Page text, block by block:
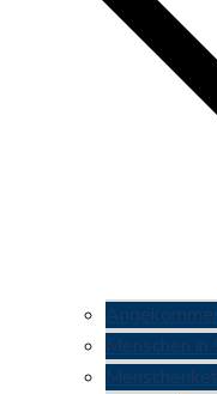
Menschen in